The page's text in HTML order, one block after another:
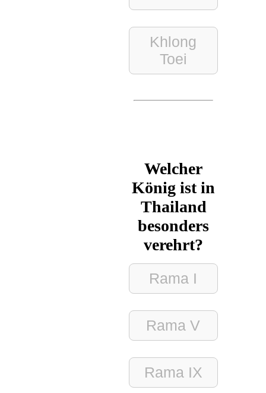
Khlong
Toei
Welcher
König ist in
Thailand
besonders
verehrt?
Rama I
Rama V
Rama IX